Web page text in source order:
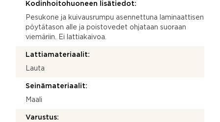
Kodinhoitohuoneen lisätiedot:
Pesukone ja kuivausrumpu asennettuna laminaattisen
pöytätason alle ja poistovedet ohjataan suoraan
viemäriin. Ei lattiakaivoa.
Lattiamateriaalit:
Lauta
Seinämateriaalit:
Maali
Varustus: